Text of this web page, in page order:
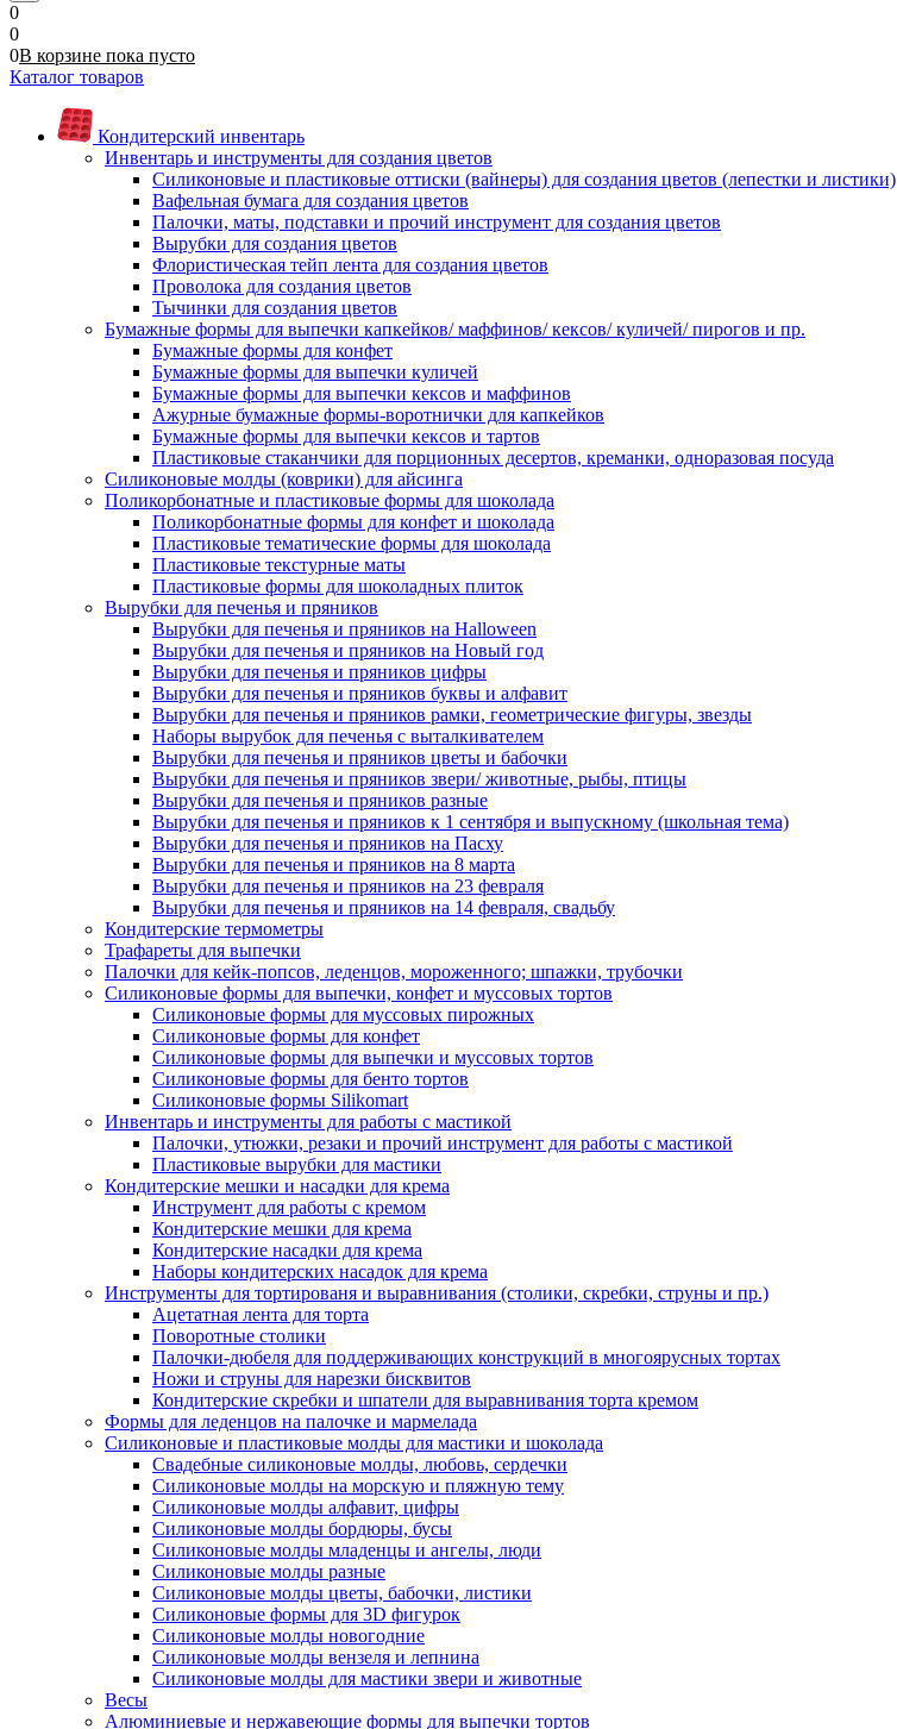
0
0
0В корзине пока пусто
Каталог товаров
Кондитерский инвентарь
Инвентарь и инструменты для создания цветов
Силиконовые и пластиковые оттиски (вайнеры) для создания цветов (лепестки и листики)
Вафельная бумага для создания цветов
Палочки, маты, подставки и прочий инструмент для создания цветов
Вырубки для создания цветов
Флористическая тейп лента для создания цветов
Проволока для создания цветов
Тычинки для создания цветов
Бумажные формы для выпечки капкейков/ маффинов/ кексов/ куличей/ пирогов и пр.
Бумажные формы для конфет
Бумажные формы для выпечки куличей
Бумажные формы для выпечки кексов и маффинов
Ажурные бумажные формы-воротнички для капкейков
Бумажные формы для выпечки кексов и тартов
Пластиковые стаканчики для порционных десертов, креманки, одноразовая посуда
Силиконовые молды (коврики) для айсинга
Поликорбонатные и пластиковые формы для шоколада
Поликорбонатные формы для конфет и шоколада
Пластиковые тематические формы для шоколада
Пластиковые текстурные маты
Пластиковые формы для шоколадных плиток
Вырубки для печенья и пряников
Вырубки для печенья и пряников на Halloween
Вырубки для печенья и пряников на Новый год
Вырубки для печенья и пряников цифры
Вырубки для печенья и пряников буквы и алфавит
Вырубки для печенья и пряников рамки, геометрические фигуры, звезды
Наборы вырубок для печенья с выталкивателем
Вырубки для печенья и пряников цветы и бабочки
Вырубки для печенья и пряников звери/ животные, рыбы, птицы
Вырубки для печенья и пряников разные
Вырубки для печенья и пряников к 1 сентября и выпускному (школьная тема)
Вырубки для печенья и пряников на Пасху
Вырубки для печенья и пряников на 8 марта
Вырубки для печенья и пряников на 23 февраля
Вырубки для печенья и пряников на 14 февраля, свадьбу
Кондитерские термометры
Трафареты для выпечки
Палочки для кейк-попсов, леденцов, мороженного; шпажки, трубочки
Силиконовые формы для выпечки, конфет и муссовых тортов
Силиконовые формы для муссовых пирожных
Силиконовые формы для конфет
Силиконовые формы для выпечки и муссовых тортов
Силиконовые формы для бенто тортов
Силиконовые формы Silikomart
Инвентарь и инструменты для работы с мастикой
Палочки, утюжки, резаки и прочий инструмент для работы с мастикой
Пластиковые вырубки для мастики
Кондитерские мешки и насадки для крема
Инструмент для работы с кремом
Кондитерские мешки для крема
Кондитерские насадки для крема
Наборы кондитерских насадок для крема
Инструменты для тортированя и выравнивания (столики, скребки, струны и пр.)
Ацетатная лента для торта
Поворотные столики
Палочки-дюбеля для поддерживающих конструкций в многоярусных тортах
Ножи и струны для нарезки бисквитов
Кондитерские скребки и шпатели для выравнивания торта кремом
Формы для леденцов на палочке и мармелада
Силиконовые и пластиковые молды для мастики и шоколада
Свадебные силиконовые молды, любовь, сердечки
Силиконовые молды на морскую и пляжную тему
Силиконовые молды алфавит, цифры
Силиконовые молды бордюры, бусы
Силиконовые молды младенцы и ангелы, люди
Силиконовые молды разные
Силиконовые молды цветы, бабочки, листики
Силиконовые формы для 3D фигурок
Силиконовые молды новогодние
Силиконовые молды вензеля и лепнина
Силиконовые молды для мастики звери и животные
Весы
Алюминиевые и нержавеющие формы для выпечки тортов